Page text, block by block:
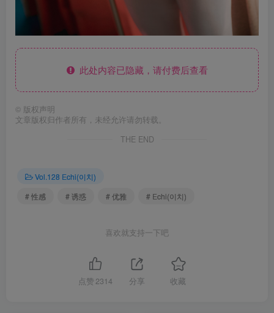
此处内容已隐藏，请付费后查看
© 版权声明
文章版权归作者所有，未经允许请勿转载。
THE END
Vol.128 Echi(이치)
# 性感
# 诱惑 # 优雅 # Echi(이치)
喜欢就支持一下吧
点赞 2314 分享 收藏